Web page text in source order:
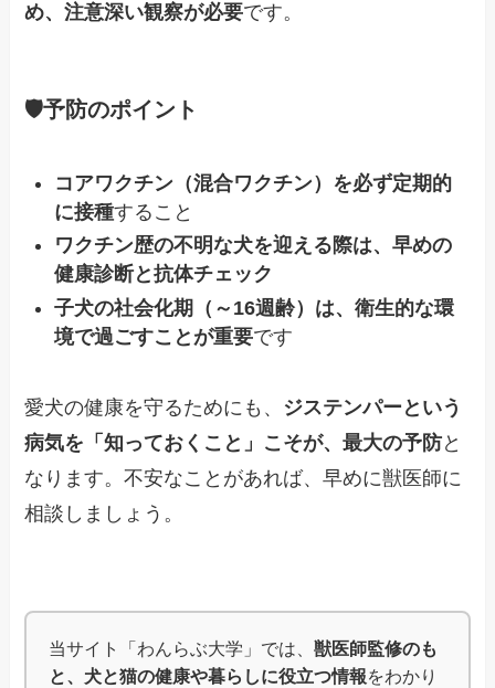
め、注意深い観察が必要です。
🛡予防のポイント
コアワクチン（混合ワクチン）を必ず定期的
に接種すること
ワクチン歴の不明な犬を迎える際は、早めの
健康診断と抗体チェック
子犬の社会化期（～16週齢）は、衛生的な環
境で過ごすことが重要です
愛犬の健康を守るためにも、 ジステンパーという
病気を「知っておくこと」こそが、最大の予防と
なります。不安なことがあれば、早めに獣医師に
相談しましょう。
当サイト「わんらぶ大学」では、獣医師監修のも
と、犬と猫の健康や暮らしに役立つ情報をわかり